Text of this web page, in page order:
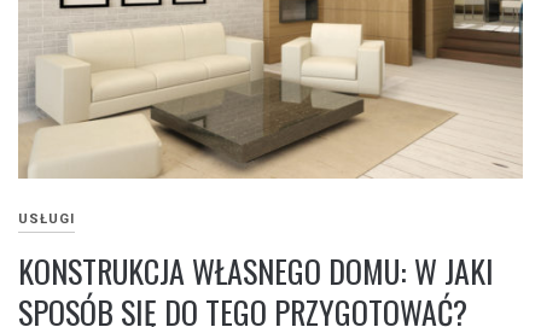
USŁUGI
KONSTRUKCJA WŁASNEGO DOMU: W JAKI
SPOSÓB SIĘ DO TEGO PRZYGOTOWAĆ?